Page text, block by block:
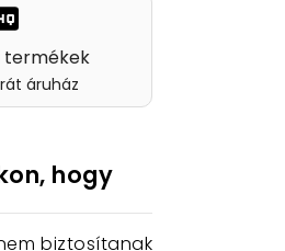
termékek
áruház
hogy
biztosítanak